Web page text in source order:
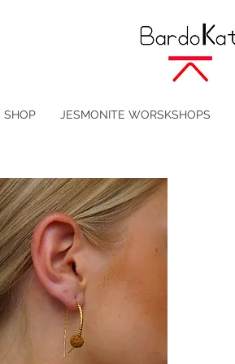
SHOP JESMONITE WORSKSHOPS